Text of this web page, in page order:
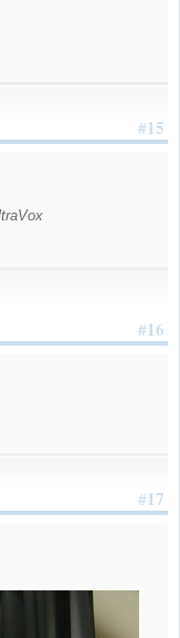
#15
#16
#17